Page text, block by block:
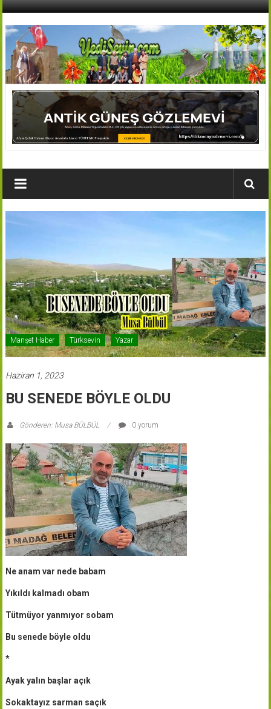
İçeriğe
AFŞİN
YEDİSEVİN
HABER
Köyleri
Manşet Haber Türksevin Yazar
Haziran 1, 2023
BU SENEDE BÖYLE OLDU
Gönderen: Musa BÜLBÜL 0 yorum
Ne anam var nede babam
Yıkıldı kalmadı obam
Tütmüyor yanmıyor sobam
Bu senede böyle oldu
*
Ayak yalın başlar açık
Sokaktayız sarman saçık